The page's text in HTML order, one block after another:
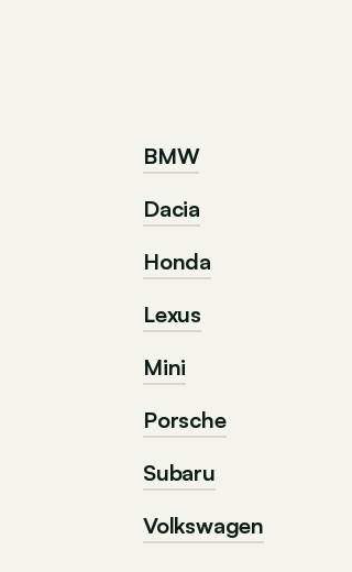
BMW
Dacia
Honda
Lexus
Mini
Porsche
Subaru
Volkswagen